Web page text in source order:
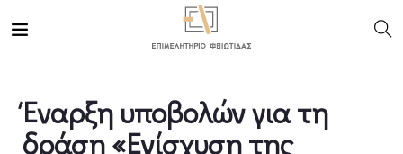
Έναρξη υποβολών για τη
δράση «Ενίσχυση της